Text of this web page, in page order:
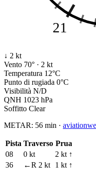
21
↓ 2 kt
Vento 70° · 2 kt
Temperatura 12°C
Punto di rugiada 0°C
Visibilità N/D
QNH 1023 hPa
Soffitto Clear
METAR: 56 min ·
Pista Traverso Prua
08
0 kt
2 kt ↑
36
←R 2 kt
1 kt ↑